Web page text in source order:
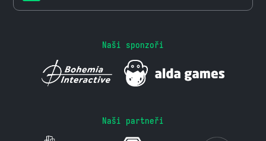
Naši sponzoři
Naši partneři